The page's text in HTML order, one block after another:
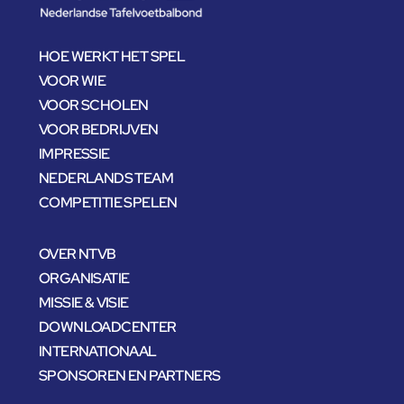
HOE WERKT HET SPEL
VOOR WIE
VOOR SCHOLEN
VOOR BEDRIJVEN
IMPRESSIE
NEDERLANDS TEAM
COMPETITIE SPELEN
OVER NTVB
ORGANISATIE
MISSIE & VISIE
DOWNLOADCENTER
INTERNATIONAAL
SPONSOREN EN PARTNERS